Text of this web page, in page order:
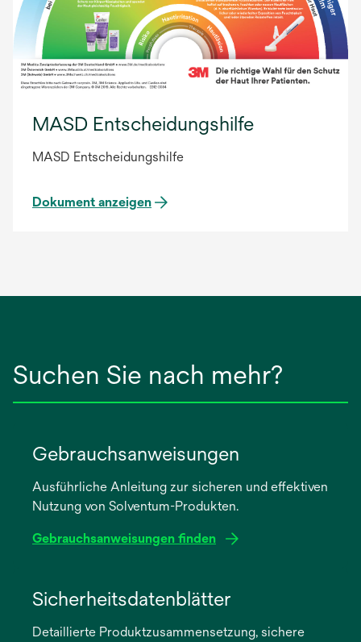
MASD Entscheidungshilfe
MASD Entscheidungshilfe
Dokument anzeigen
Suchen Sie nach mehr?
Gebrauchsanweisungen
Ausführliche Anleitung zur sicheren und effektiven
Nutzung von Solventum-Produkten.
Gebrauchsanweisungen finden
neuen
Sicherheitsdatenblätter
Detaillierte Produktzusammensetzung, sichere